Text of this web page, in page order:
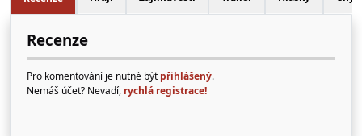
Recenze
Pro komentování je nutné být přihlášený.
Nemáš účet? Nevadí, rychlá registrace!